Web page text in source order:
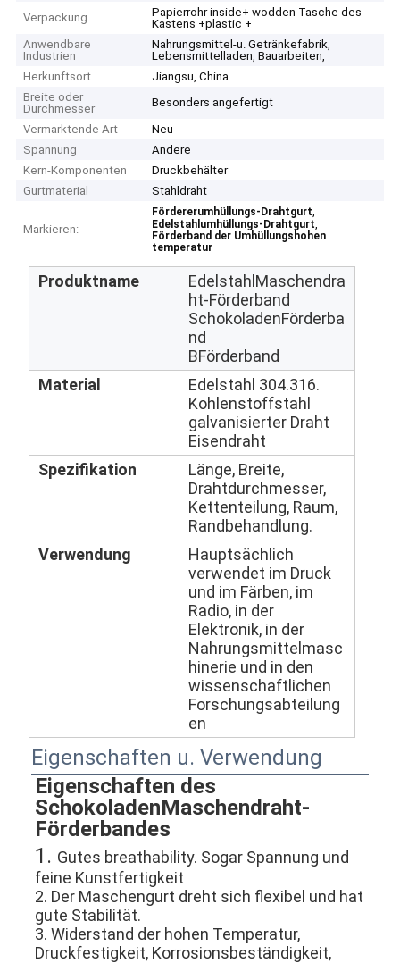
Verpackung
Papierrohr inside+ wodden Tasche des
Kastens +plastic +
Anwendbare
Industrien
Nahrungsmittel-u. Getränkefabrik,
Lebensmittelladen, Bauarbeiten,
Herkunftsort
Jiangsu, China
Breite oder
Durchmesser
Besonders angefertigt
Vermarktende Art
Neu
Spannung
Andere
Kern-Komponenten
Druckbehälter
Gurtmaterial
Stahldraht
Markieren:
Fördererumhüllungs-Drahtgurt,
Edelstahlumhüllungs-Drahtgurt,
Förderband der Umhüllungshohen
temperatur
Produktname
EdelstahlMaschendra
ht-Förderband
SchokoladenFörderba
nd
BFörderband
Material
Edelstahl 304.316.
Kohlenstoffstahl
galvanisierter Draht
Eisendraht
Spezifikation
Länge, Breite,
Drahtdurchmesser,
Kettenteilung, Raum,
Randbehandlung.
Verwendung
Hauptsächlich
verwendet im Druck
und im Färben, im
Radio, in der
Elektronik, in der
Nahrungsmittelmasc
hinerie und in den
wissenschaftlichen
Forschungsabteilung
en
Eigenschaften u. Verwendung
Eigenschaften des
SchokoladenMaschendraht-
Förderbandes
1. Gutes breathability. Sogar Spannung und
feine Kunstfertigkeit
2. Der Maschengurt dreht sich flexibel und hat
gute Stabilität.
3. Widerstand der hohen Temperatur,
Druckfestigkeit, Korrosionsbeständigkeit,